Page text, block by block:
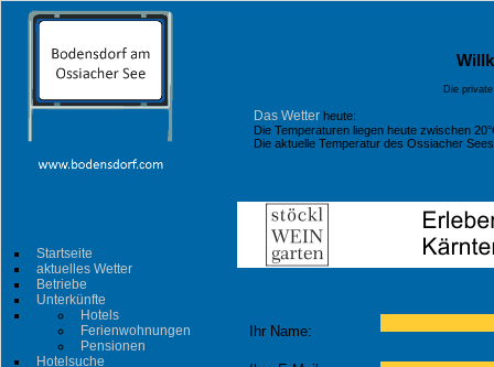
Die
Das Wetter heute:
Die Temperaturen liegen heute zwischen
Die aktuelle Temperatur des Ossiacher Sees
Startseite
aktuelles Wetter
Betriebe
Unterkünfte
Hotels
Ferienwohnungen
Pensionen
Hotelsuche
Ihr Name: